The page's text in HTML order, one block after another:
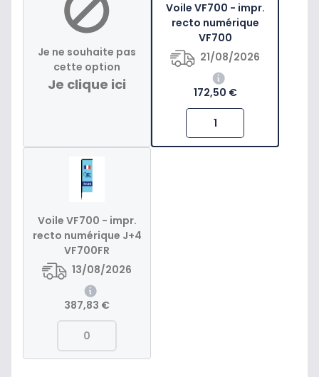
Je ne souhaite pas
cette option
Je clique ici
Voile VF700 - impr.
recto numérique
VF700
21/08/2026
172,50 €
Voile VF700 - impr.
recto numérique J+4
VF700FR
13/08/2026
387,83 €